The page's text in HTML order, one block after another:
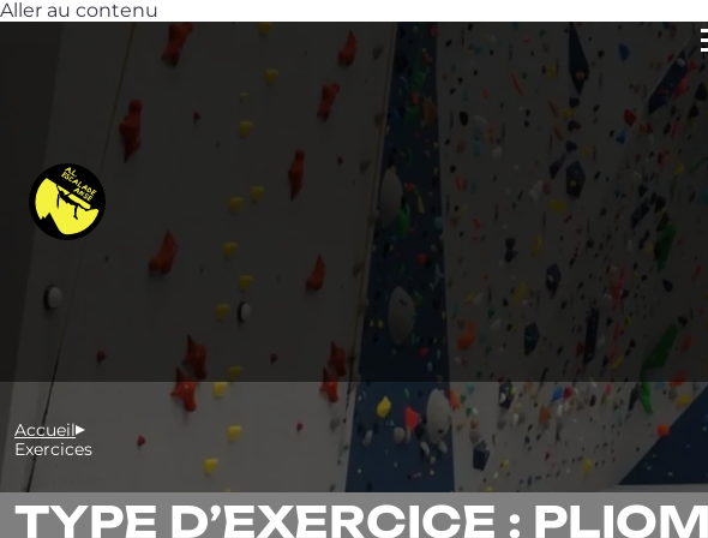
Aller au contenu
Accueil
Exercices
TYPE D’EXERCICE :